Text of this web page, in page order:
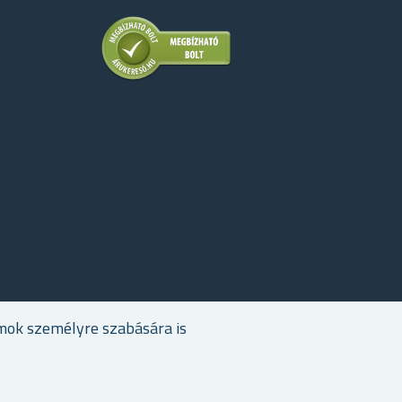
személyre szabására is